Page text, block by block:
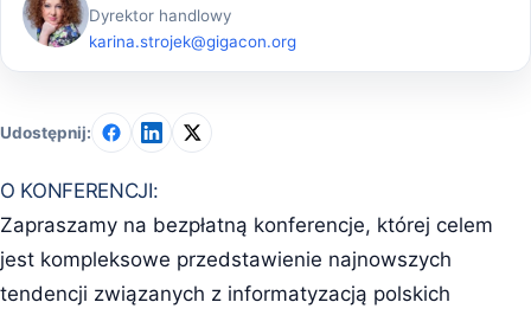
Udostępnij:
O KONFERENCJI:
Zapraszamy na bezpłatną konferencje, której celem
jest kompleksowe przedstawienie najnowszych
tendencji związanych z informatyzacją polskich
Dyrektor handlowy
karina.strojek@gigacon.org